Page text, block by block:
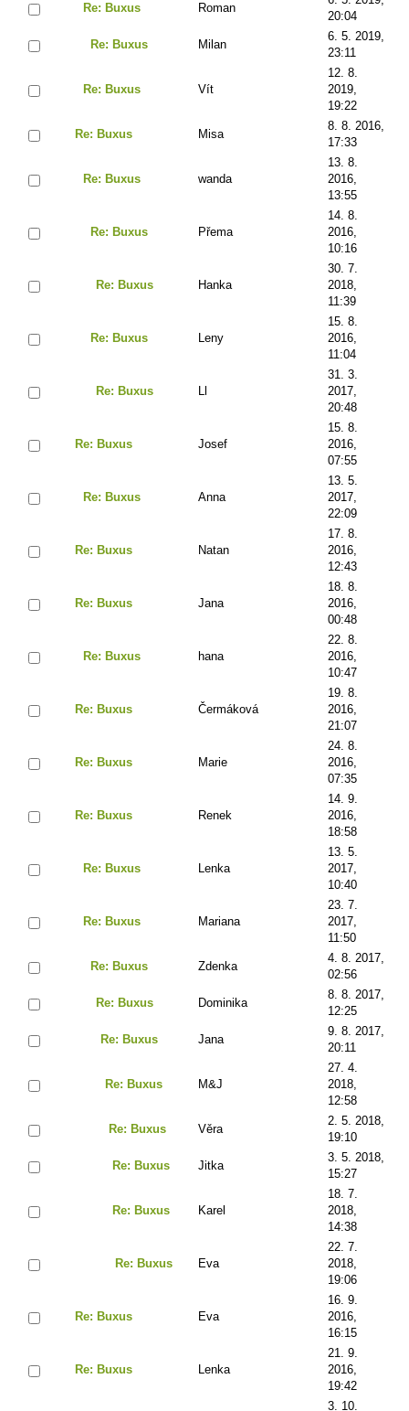
Re: Buxus Roman
20:04
Re: Buxus Milan
6. 5. 2019,
23:11
Re: Buxus Vít
12. 8.
2019,
19:22
Re: Buxus Misa
8. 8. 2016,
17:33
Re: Buxus wanda
13. 8.
2016,
13:55
Re: Buxus Přema
14. 8.
2016,
10:16
Re: Buxus Hanka
30. 7.
2018,
11:39
Re: Buxus Leny
15. 8.
2016,
11:04
Re: Buxus
31. 3.
2017,
20:48
Re: Buxus Josef
15. 8.
2016,
07:55
Re: Buxus Anna
13. 5.
2017,
22:09
Re: Buxus Natan
17. 8.
2016,
12:43
Re: Buxus Jana
18. 8.
2016,
00:48
Re: Buxus hana
22. 8.
2016,
10:47
Re: Buxus Čermáková
19. 8.
2016,
21:07
Re: Buxus Marie
24. 8.
2016,
07:35
Re: Buxus Renek
14. 9.
2016,
18:58
Re: Buxus Lenka
13. 5.
2017,
10:40
Re: Buxus Mariana
23. 7.
2017,
11:50
Re: Buxus Zdenka
4. 8. 2017,
02:56
Re: Buxus Dominika
8. 8. 2017,
12:25
Re: Buxus Jana
9. 8. 2017,
20:11
Re: Buxus M&J
27. 4.
2018,
12:58
Re: Buxus Věra
2. 5. 2018,
19:10
Re: Buxus Jitka
3. 5. 2018,
15:27
Re: Buxus Karel
18. 7.
2018,
14:38
Re: Buxus Eva
22. 7.
2018,
19:06
Re: Buxus Eva
16. 9.
2016,
16:15
Re: Buxus Lenka
21. 9.
2016,
19:42
3. 10.